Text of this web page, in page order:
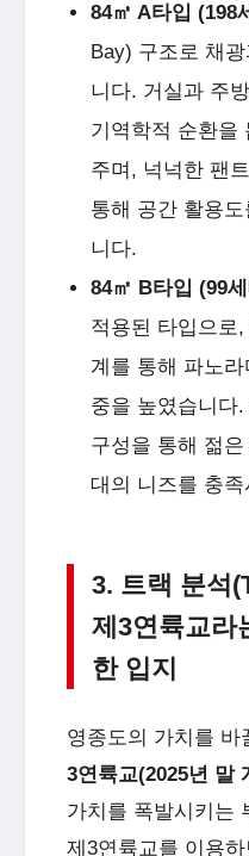
84㎡ A타입 (198
Bay) 구조로 채
니다. 거실과 주
기역학적 순환을
주며, 넉넉한 팬
통해 공간 활용
니다.
84㎡ B타입 (99
적용된 타입으로
계를 통해 파노라
중을 높였습니다
구성을 통해 젊은
대의 니즈를 충족
3. 트랙 분석
제3연륙교라
한 입지
영종도의 가치를 바
3연륙교(2025년 말
가치를 폭발시키는
제3연륙교를 이용